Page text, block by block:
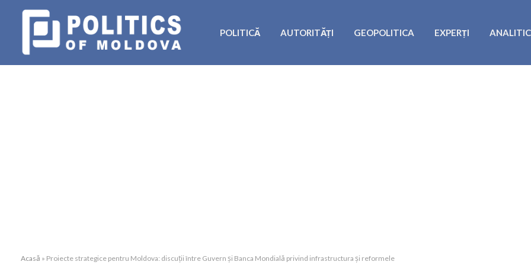
POLITICĂ AUTORITĂȚI GEOPOLITICA EXPERȚI
Acasă » Proiecte strategice pentru Moldova: discuții între Guvern și Banca Mondială privind infrastructura și reformele